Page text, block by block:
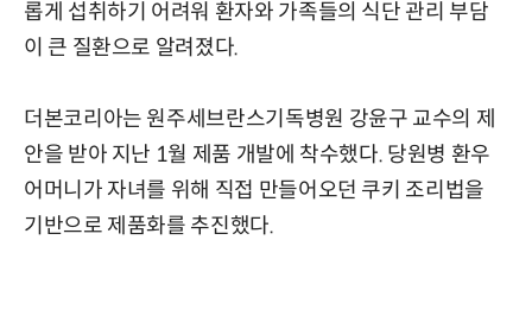
롭게 섭취하기 어려워 환자와 가족들의 식단 관리 부담
이 큰 질환으로 알려졌다.
더본코리아는 원주세브란스기독병원 강윤구 교수의 제
안을 받아 지난 1월 제품 개발에 착수했다. 당원병 환우
어머니가 자녀를 위해 직접 만들어오던 쿠키 조리법을
기반으로 제품화를 추진했다.